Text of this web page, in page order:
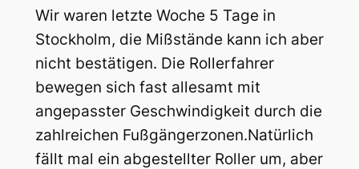
Wir waren letzte Woche 5 Tage in
Stockholm, die Mißstände kann ich aber
nicht bestätigen. Die Rollerfahrer
bewegen sich fast allesamt mit
angepasster Geschwindigkeit durch die
zahlreichen Fußgängerzonen.Natürlich
fällt mal ein abgestellter Roller um, aber